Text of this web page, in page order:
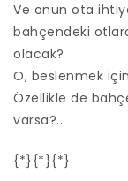
Ve onun ota
bahçendeki
olacak?
O, beslenmek
Özellikle de
varsa?..
{*}{*}{*}